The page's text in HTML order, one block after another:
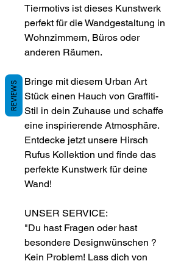
Tiermotivs ist dieses Kunstwerk
perfekt für die Wandgestaltung in
Wohnzimmern, Büros oder
anderen Räumen.
Bringe mit diesem Urban Art
Stück einen Hauch von Graffiti-
Stil in dein Zuhause und schaffe
eine inspirierende Atmosphäre.
Entdecke jetzt unsere Hirsch
Rufus Kollektion und finde das
perfekte Kunstwerk für deine
Wand!
UNSER SERVICE:
"Du hast Fragen oder hast
besondere Designwünschen ?
Kein Problem! Lass dich von
REVIEWS